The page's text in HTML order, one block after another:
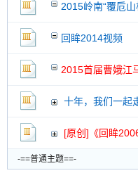
2015岭南“覆卮
回眸2014视频
2015首届曹娥江
十年，我们一起
[原创]《回眸
-==普通主题==-